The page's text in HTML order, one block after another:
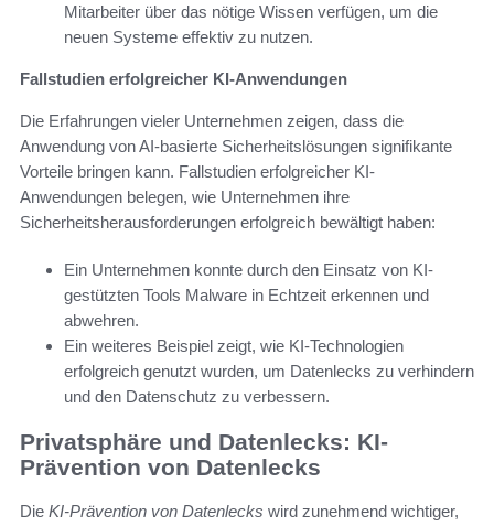
Mitarbeiter über das nötige Wissen verfügen, um die
neuen Systeme effektiv zu nutzen.
Fallstudien erfolgreicher KI-Anwendungen
Die Erfahrungen vieler Unternehmen zeigen, dass die
Anwendung von AI-basierte Sicherheitslösungen signifikante
Vorteile bringen kann. Fallstudien erfolgreicher KI-
Anwendungen belegen, wie Unternehmen ihre
Sicherheitsherausforderungen erfolgreich bewältigt haben:
Ein Unternehmen konnte durch den Einsatz von KI-
gestützten Tools Malware in Echtzeit erkennen und
abwehren.
Ein weiteres Beispiel zeigt, wie KI-Technologien
erfolgreich genutzt wurden, um Datenlecks zu verhindern
und den Datenschutz zu verbessern.
Privatsphäre und Datenlecks: KI-
Prävention von Datenlecks
Die KI-Prävention von Datenlecks wird zunehmend wichtiger,